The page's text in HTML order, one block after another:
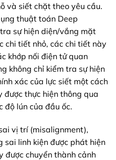
và siết chặt theo yêu cầu.
thuật toán Deep
sự hiện diện/vắng mặt
chi tiết nhỏ, các chi tiết này
khớp nối điện tử quan
không chỉ kiểm tra sự hiện
xác của lực siết một cách
thực hiện thông qua
độ lún của đầu ốc.
vị trí (misalignment),
sai linh kiện được phát hiện
được chuyển thành cảnh